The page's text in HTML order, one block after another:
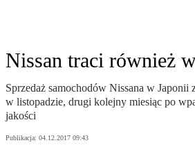
Nissan traci również
Sprzedaż samochodów Nissana w Japonii
w listopadzie, drugi kolejny miesiąc po
jakości
Publikacja: 04.12.2017 09:43